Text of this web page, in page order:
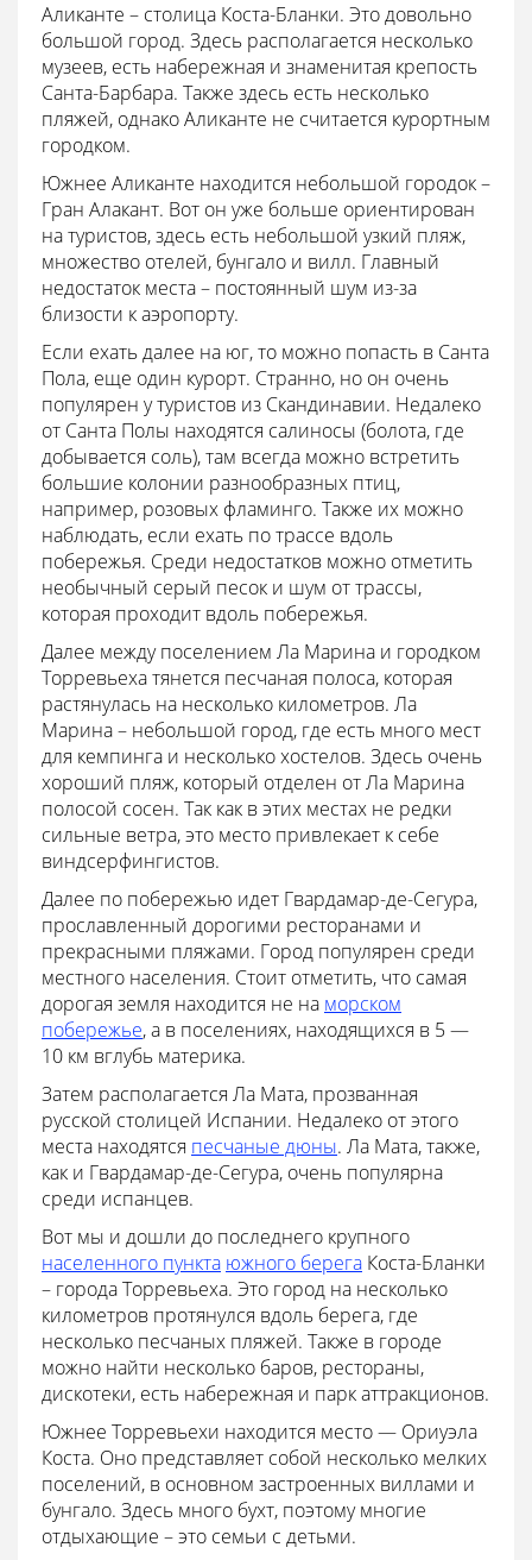
Аликанте – столица Коста-Бланки. Это довольно
большой город. Здесь располагается несколько
музеев, есть набережная и знаменитая крепость
Санта-Барбара. Также здесь есть несколько
пляжей, однако Аликанте не считается курортным
городком.
Южнее Аликанте находится небольшой городок –
Гран Алакант. Вот он уже больше ориентирован
на туристов, здесь есть небольшой узкий пляж,
множество отелей, бунгало и вилл. Главный
недостаток места – постоянный шум из-за
близости к аэропорту.
Если ехать далее на юг, то можно попасть в Санта
Пола, еще один курорт. Странно, но он очень
популярен у туристов из Скандинавии. Недалеко
от Санта Полы находятся салиносы (болота, где
добывается соль), там всегда можно встретить
большие колонии разнообразных птиц,
например, розовых фламинго. Также их можно
наблюдать, если ехать по трассе вдоль
побережья. Среди недостатков можно отметить
необычный серый песок и шум от трассы,
которая проходит вдоль побережья.
Далее между поселением Ла Марина и городком
Торревьеха тянется песчаная полоса, которая
растянулась на несколько километров. Ла
Марина – небольшой город, где есть много мест
для кемпинга и несколько хостелов. Здесь очень
хороший пляж, который отделен от Ла Марина
полосой сосен. Так как в этих местах не редки
сильные ветра, это место привлекает к себе
виндсерфингистов.
Далее по побережью идет Гвардамар-де-Сегура,
прославленный дорогими ресторанами и
прекрасными пляжами. Город популярен среди
местного населения. Стоит отметить, что самая
дорогая земля находится не на морском
побережье, а в поселениях, находящихся в 5 —
10 км вглубь материка.
Затем располагается Ла Мата, прозванная
русской столицей Испании. Недалеко от этого
места находятся песчаные дюны. Ла Мата, также,
как и Гвардамар-де-Сегура, очень популярна
среди испанцев.
Вот мы и дошли до последнего крупного
населенного пункта южного берега Коста-Бланки
– города Торревьеха. Это город на несколько
километров протянулся вдоль берега, где
несколько песчаных пляжей. Также в городе
можно найти несколько баров, рестораны,
дискотеки, есть набережная и парк аттракционов.
Южнее Торревьехи находится место — Ориуэла
Коста. Оно представляет собой несколько мелких
поселений, в основном застроенных виллами и
бунгало. Здесь много бухт, поэтому многие
отдыхающие – это семьи с детьми.